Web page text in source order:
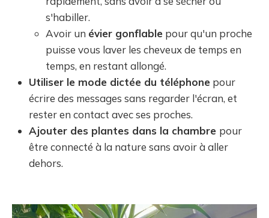
s'habiller.
Avoir un évier gonflable pour qu'un proche
puisse vous laver les cheveux de temps en
temps, en restant allongé.
Utiliser le mode dictée du téléphone pour
écrire des messages sans regarder l'écran, et
rester en contact avec ses proches.
Ajouter des plantes dans la chambre pour
être connecté à la nature sans avoir à aller
dehors.